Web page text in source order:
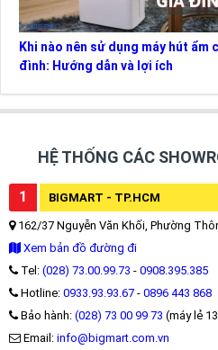
Khi nào nên sử dụng máy hút ẩm
đình: Hướng dẫn và lợi ích
HỆ THỐNG CÁC
1 BIGMART - TP.HCM
162/37 Nguyễn Văn Khối, Phường
Xem bản đồ đường đi
Tel: (028) 73.00.99.73 - 0908.395.385
Hotline: 0933.93.93.67 - 0896 443 868
Bảo hành: (028) 73 00 99 73 (máy lẻ
Email: info@bigmart.com.vn